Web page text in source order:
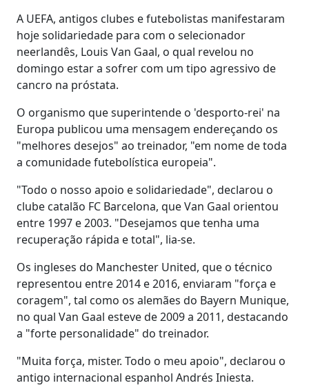
A UEFA, antigos clubes e futebolistas manifestaram
hoje solidariedade para com o selecionador
neerlandês, Louis Van Gaal, o qual revelou no
domingo estar a sofrer com um tipo agressivo de
cancro na próstata.
O organismo que superintende o 'desporto-rei' na
Europa publicou uma mensagem endereçando os
"melhores desejos" ao treinador, "em nome de toda
a comunidade futebolística europeia".
"Todo o nosso apoio e solidariedade", declarou o
clube catalão FC Barcelona, que Van Gaal orientou
entre 1997 e 2003. "Desejamos que tenha uma
recuperação rápida e total", lia-se.
Os ingleses do Manchester United, que o técnico
representou entre 2014 e 2016, enviaram "força e
coragem", tal como os alemães do Bayern Munique,
no qual Van Gaal esteve de 2009 a 2011, destacando
a "forte personalidade" do treinador.
"Muita força, mister. Todo o meu apoio", declarou o
antigo internacional espanhol Andrés Iniesta.